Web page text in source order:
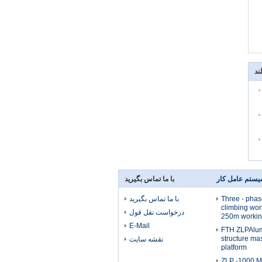
عامل کار
Three -
climbing
250m
FTH
structure
platform
با ما تماس بگیرید
با ما تماس بگیرید
درخواست نقل قول
E-Mail
نقشه سایت